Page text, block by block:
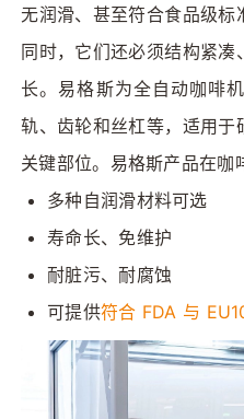
无润滑、甚至符合食品级标
同时，它们还必须结构紧
长。易格斯为全自动咖啡
轨、齿轮和丝杠等，适用
关键部位。易格斯产品在咖
多种自润滑材料可选
寿命长、免维护
耐脏污、耐腐蚀
可提供符合 FDA 与